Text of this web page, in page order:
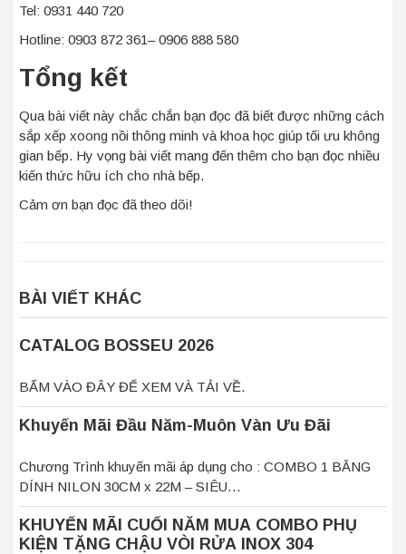
Tel: 0931 440 720
Hotline: 0903 872 361– 0906 888 580
Tổng kết
Qua bài viết này chắc chắn bạn đọc đã biết được những cách
sắp xếp xoong nồi thông minh và khoa học giúp tối ưu không
gian bếp. Hy vọng bài viết mang đến thêm cho bạn đọc nhiều
kiến thức hữu ích cho nhà bếp.
Cảm ơn bạn đọc đã theo dõi!
BÀI VIẾT KHÁC
CATALOG BOSSEU 2026
BẤM VÀO ĐÂY ĐỂ XEM VÀ TẢI VỀ.
Khuyến Mãi Đầu Năm-Muôn Vàn Ưu Đãi
Chương Trình khuyến mãi áp dụng cho : COMBO 1 BĂNG
DÍNH NILON 30CM x 22M – SIÊU…
KHUYẾN MÃI CUỐI NĂM MUA COMBO PHỤ
KIỆN TẶNG CHẬU VÒI RỬA INOX 304